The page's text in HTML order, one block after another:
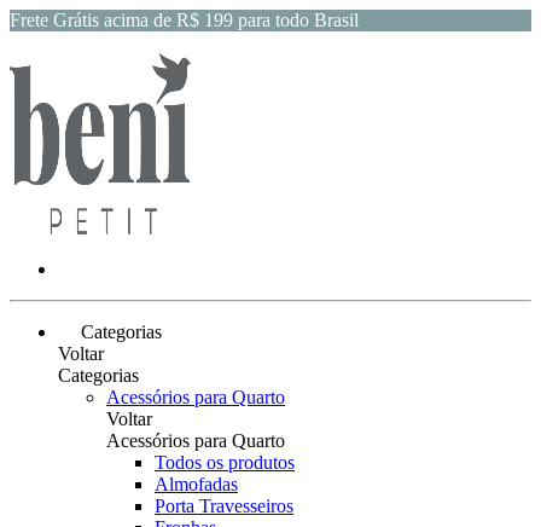
Frete Grátis acima de R$ 199 para todo Brasil
Categorias
Voltar
Categorias
Acessórios para Quarto
Voltar
Acessórios para Quarto
Todos os produtos
Almofadas
Porta Travesseiros